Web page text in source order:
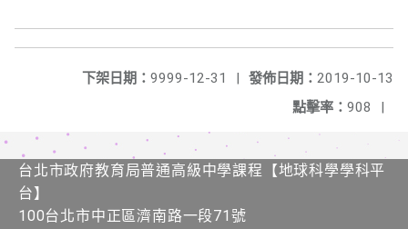
發佈日期： 2019-10-13
下架日期： 9999-12-31
|
點擊率： 908 |
台北市政府教育局普通高級中學課程​【​地球科學學科平
台】
100台北市中正區濟南路一段71號